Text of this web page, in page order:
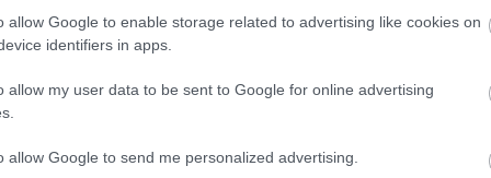
allow Google to enable storage related to advertising like cookies on
identifiers in apps.
allow my user data to be sent to Google for online advertising
allow Google to send me personalized advertising.
περιορίζεται μόνο στο φαγητό που πέφτει
να μεταφερθούν και μέσω επιφανειών
προσοχή όταν διαχειριζόμαστε ωμά κρέατα